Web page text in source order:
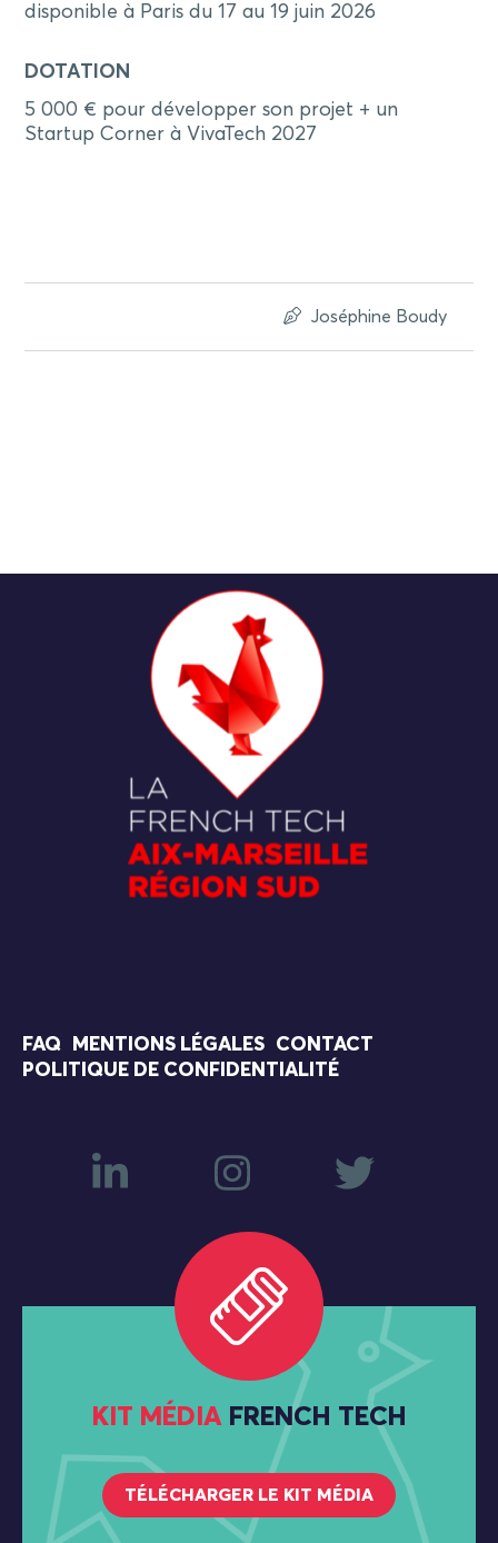
disponible à Paris du 17 au 19 juin 2026
DOTATION
5 000 € pour développer son projet + un
Startup Corner à VivaTech 2027
Joséphine Boudy
FAQ MENTIONS LÉGALES
CONTACT
POLITIQUE DE CONFIDENTIALITÉ
KIT MÉDIA FRENCH TECH
TÉLÉCHARGER LE KIT MÉDIA